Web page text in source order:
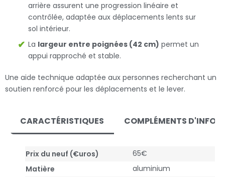
arrière assurent une progression linéaire et
contrôlée, adaptée aux déplacements lents sur
sol intérieur.
La largeur entre poignées (42 cm) permet un
appui rapproché et stable.
Une aide technique adaptée aux personnes recherchant un
soutien renforcé pour les déplacements et le lever.
CARACTÉRISTIQUES COMPLÉMENTS
Prix du neuf (€uros)
65€
Matière
aluminium